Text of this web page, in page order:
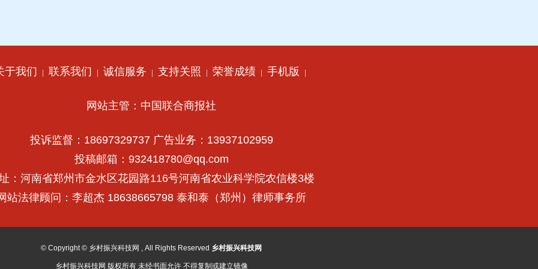
于我们 联系我们 诚信服务 支持关照 荣誉成绩 手机版
网站主管：中国联合商报社
投诉监督：18697329737 广告业务：13937102959
投稿邮箱：932418780@qq.com
：河南省郑州市金水区花园路116号河南省农业科学院农信楼3楼
站法律顾问：李超杰 18638665798 泰和泰（郑州）律师事务所
© Copyright © 乡村振兴科技网 , All Rights Reserved 乡村振兴科技网
乡村振兴科技网 版权所有 未经书面允许 不得复制或建立镜像